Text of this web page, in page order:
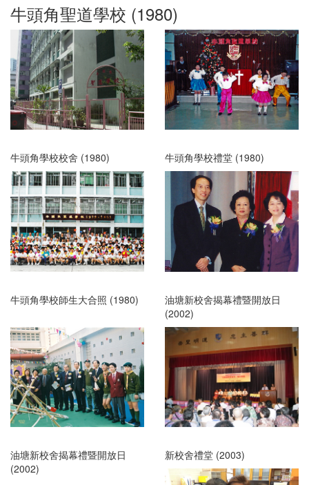
牛頭角聖道學校 (1980)
牛頭角學校校舍 (1980) 牛頭角學校禮堂 (1980)
牛頭角學校師生大合照 (1980)
油塘新校舍揭幕禮暨開放日
(2002)
油塘新校舍揭幕禮暨開放日
(2002)
新校舍禮堂 (2003)